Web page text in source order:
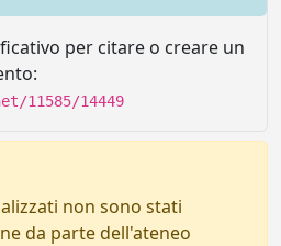
per citare o creare un
11585/14449
non sono stati
da parte dell'ateneo